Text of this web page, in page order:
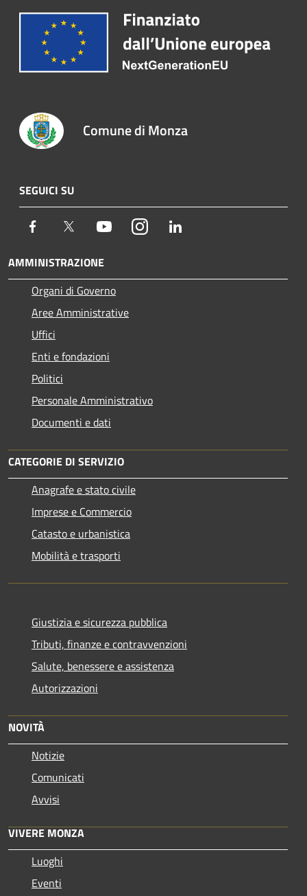
Comune di Monza
SEGUICI SU
Facebook Twitter YoutubeInstagram
AMMINISTRAZIONE
Organi di Governo
Aree Amministrative
Uffici
Enti e fondazioni
Politici
Personale Amministrativo
Documenti e dati
CATEGORIE DI SERVIZIO
Anagrafe e stato civile
Imprese e Commercio
Catasto e urbanistica
Mobilità e trasporti
Giustizia e sicurezza pubblica
Tributi, finanze e contravvenzioni
Salute, benessere e assistenza
Autorizzazioni
NOVITÀ
Notizie
Comunicati
Avvisi
VIVERE MONZA
Luoghi
Eventi